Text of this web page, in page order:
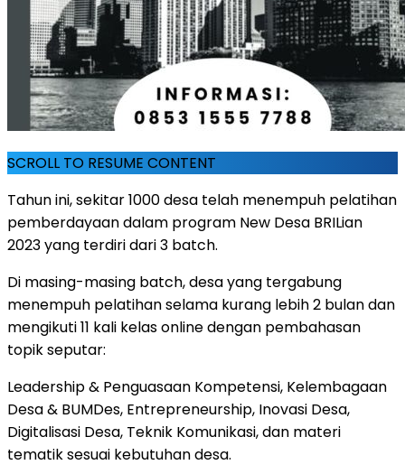
SCROLL TO RESUME CONTENT
Tahun ini, sekitar 1000 desa telah menempuh pelatihan
pemberdayaan dalam program New Desa BRILian
2023 yang terdiri dari 3 batch.
Di masing-masing batch, desa yang tergabung
menempuh pelatihan selama kurang lebih 2 bulan dan
mengikuti 11 kali kelas online dengan pembahasan
topik seputar:
Leadership & Penguasaan Kompetensi, Kelembagaan
Desa & BUMDes, Entrepreneurship, Inovasi Desa,
Digitalisasi Desa, Teknik Komunikasi, dan materi
tematik sesuai kebutuhan desa.